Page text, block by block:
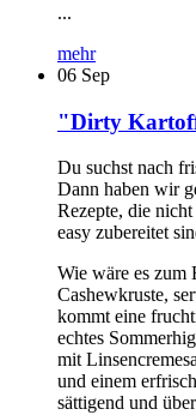
...
mehr
06 Sep
"Dirty
Du suchst nach
Dann haben wir
Rezepte, die
easy zubereitet
Wie wäre es zum
Cashewkruste,
kommt eine
echtes
mit
und einem
sättigend und